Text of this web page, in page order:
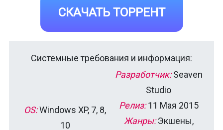
СКАЧАТЬ ТОРРЕНТ
Системные требования и информация:
OS:Windows XP, 7, 8,
10
Разработчик:Seaven
Studio
Релиз:11 Мая 2015
Жанры:Экшены,